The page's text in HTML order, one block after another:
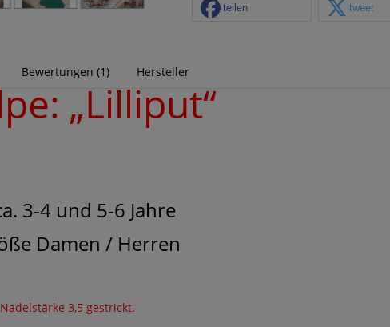
teilen tweet
Bewertungen (1) Hersteller
„Lilliput“
3-4 und 5-6 Jahre
Damen / Herren
3,5 gestrickt.